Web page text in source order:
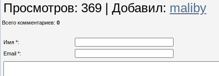
Просмотров: 369 | Добавил: maliby
Всего комментариев: 0
Имя *:
Email *: